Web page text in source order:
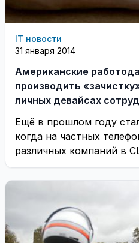
IT новости
31 января 2014
Американские
производить
личных девайсах
Ещё в прошлом году
когда на частных
различных компаний в
вся ...